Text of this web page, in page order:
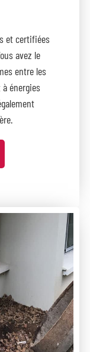
et certifiées
avez le
entre les
énergies